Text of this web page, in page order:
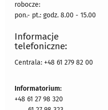
robocze:
pon.- pt.: godz. 8.00 - 15.00
Informacje
telefoniczne:
Centrala: +48 61 279 82 00
Informatorium:
+48 61 27 98 320